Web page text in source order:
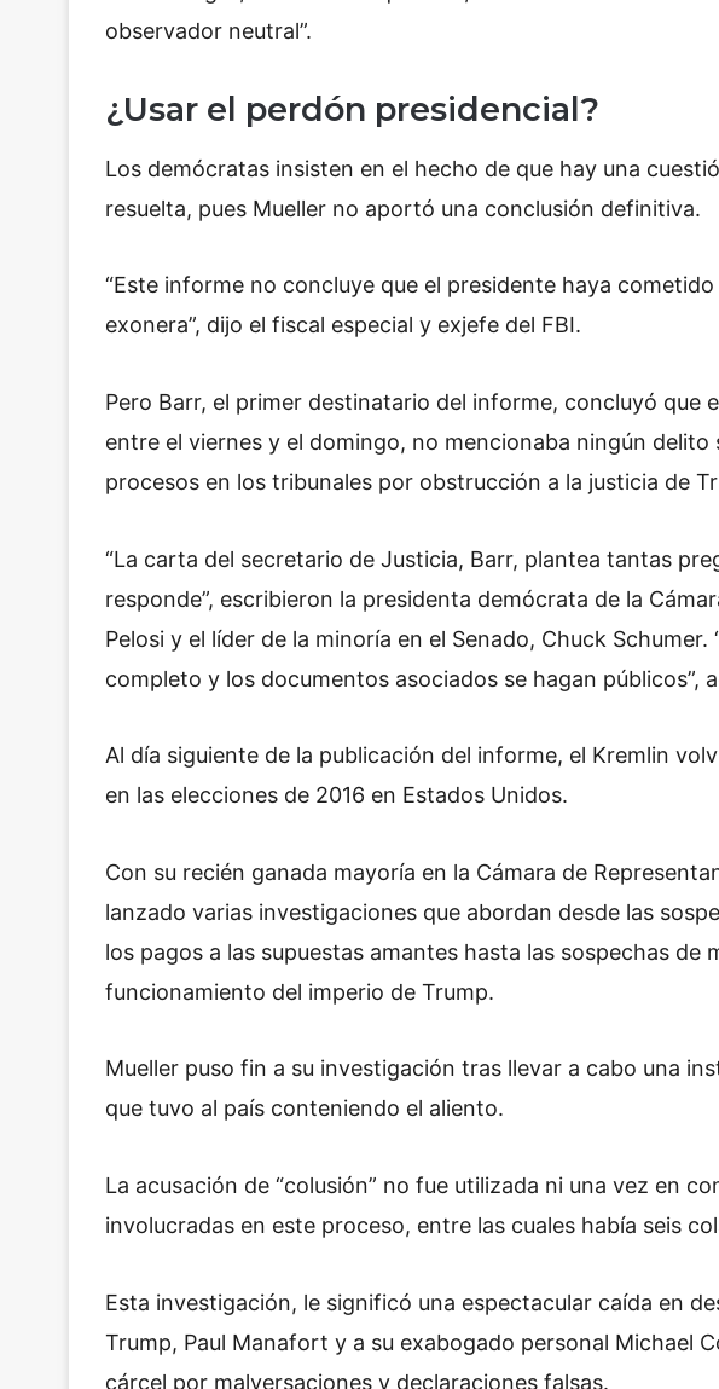
observador neutral”.
¿Usar el perdón presidencial?
Los demócratas insisten en el hecho de que hay una
resuelta, pues Mueller no aportó una conclusión definitiva.
“Este informe no concluye que el presidente haya
exonera”, dijo el fiscal especial y exjefe del FBI.
Pero Barr, el primer destinatario del informe, concluyó que
entre el viernes y el domingo, no mencionaba ningún delito
procesos en los tribunales por obstrucción a la justicia de
“La carta del secretario de Justicia, Barr, plantea tantas
responde”, escribieron la presidenta demócrata de la
Pelosi y el líder de la minoría en el Senado, Chuck
completo y los documentos asociados se hagan públicos”,
Al día siguiente de la publicación del informe, el Kremlin
en las elecciones de 2016 en Estados Unidos.
Con su recién ganada mayoría en la Cámara de
lanzado varias investigaciones que abordan desde las
los pagos a las supuestas amantes hasta las sospechas de
funcionamiento del imperio de Trump.
Mueller puso fin a su investigación tras llevar a cabo una
que tuvo al país conteniendo el aliento.
La acusación de “colusión” no fue utilizada ni una vez en
involucradas en este proceso, entre las cuales había seis
Esta investigación, le significó una espectacular caída en
Trump, Paul Manafort y a su exabogado personal Michael
cárcel por malversaciones y declaraciones falsas.